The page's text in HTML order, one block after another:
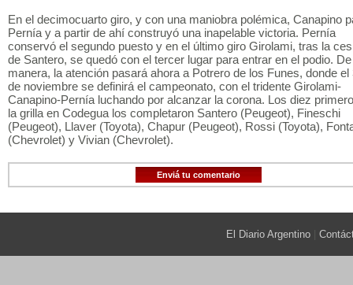
En el decimocuarto giro, y con una maniobra polémica, Canapino
Pernía y a partir de ahí construyó una inapelable victoria. Pernía
conservó el segundo puesto y en el último giro Girolami, tras la
de Santero, se quedó con el tercer lugar para entrar en el podio.
manera, la atención pasará ahora a Potrero de los Funes, donde el
de noviembre se definirá el campeonato, con el tridente Girolami-
Canapino-Pernía luchando por alcanzar la corona. Los diez
la grilla en Codegua los completaron Santero (Peugeot), Fineschi
(Peugeot), Llaver (Toyota), Chapur (Peugeot), Rossi (Toyota),
(Chevrolet) y Vivian (Chevrolet).
Enviá tu comentario
El Diario Argentino